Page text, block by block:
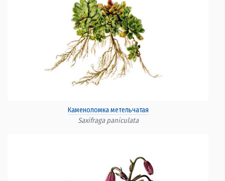
Каменоломка метельчатая
Saxifraga paniculata